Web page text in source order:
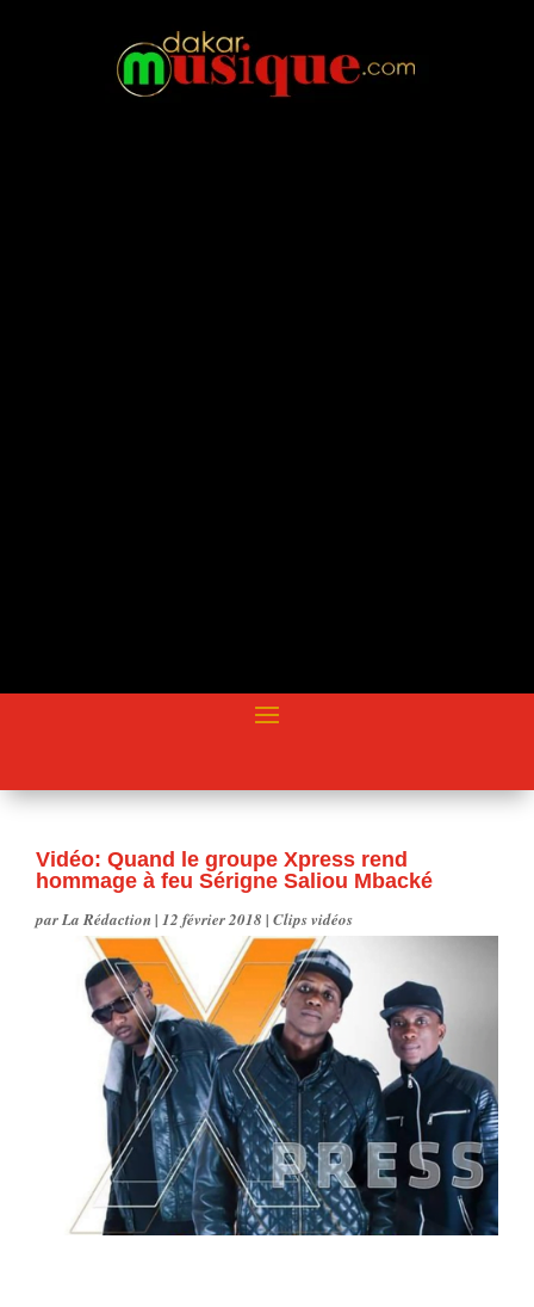
Vidéo: Quand le groupe Xpress rend
hommage à feu Sérigne Saliou Mbacké
parLa Rédaction| 12 février 2018 | Clips vidéos